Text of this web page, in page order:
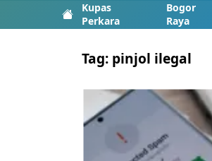
Kupas
Perkara
Bogor
Raya
Tag: pinjol ilegal